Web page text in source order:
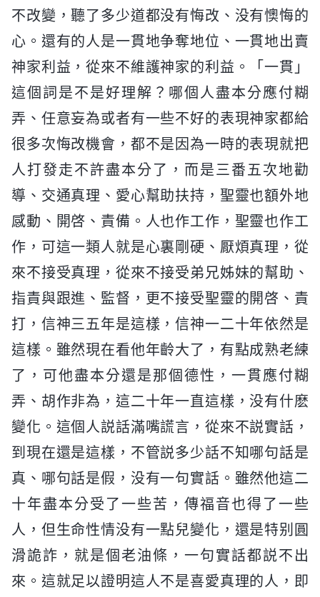
不改變，聽了多少道都没有悔改、没有懊悔的
心。還有的人是一貫地争奪地位、一貫地出賣
神家利益，從來不維護神家的利益。「一貫」
這個詞是不是好理解？哪個人盡本分應付糊
弄、任意妄為或者有一些不好的表現神家都給
很多次悔改機會，都不是因為一時的表現就把
人打發走不許盡本分了，而是三番五次地勸
導、交通真理、愛心幫助扶持，聖靈也額外地
感動、開啓、責備。人也作工作，聖靈也作工
作，可這一類人就是心裏剛硬、厭煩真理，從
來不接受真理，從來不接受弟兄姊妹的幫助、
指責與跟進、監督，更不接受聖靈的開啓、責
打，信神三五年是這樣，信神一二十年依然是
這樣。雖然現在看他年齡大了，有點成熟老練
了，可他盡本分還是那個德性，一貫應付糊
弄、胡作非為，這二十年一直這樣，没有什麽
變化。這個人説話滿嘴謊言，從來不説實話，
到現在還是這樣，不管説多少話不知哪句話是
真、哪句話是假，没有一句實話。雖然他這二
十年盡本分受了一些苦，傳福音也得了一些
人，但生命性情没有一點兒變化，還是特别圓
滑詭詐，就是個老油條，一句實話都説不出
來。這就足以證明這人不是喜愛真理的人，即